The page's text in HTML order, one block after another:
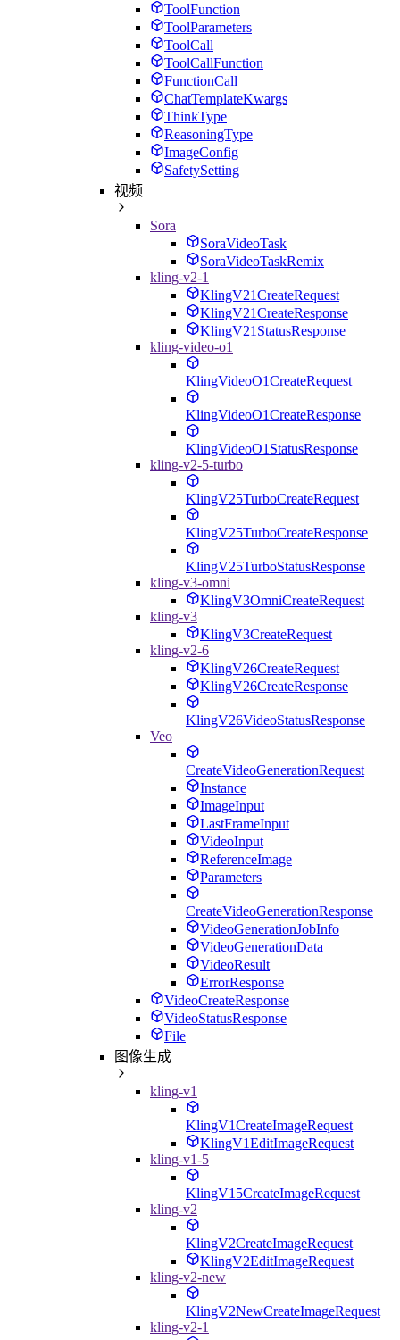
ToolFunction
ToolParameters
ToolCall
ToolCallFunction
FunctionCall
ChatTemplateKwargs
ThinkType
ReasoningType
ImageConfig
SafetySetting
视频
Sora
SoraVideoTask
SoraVideoTaskRemix
kling-v2-1
KlingV21CreateRequest
KlingV21CreateResponse
KlingV21StatusResponse
kling-video-o1
KlingVideoO1CreateRequest
KlingVideoO1CreateResponse
KlingVideoO1StatusResponse
kling-v2-5-turbo
KlingV25TurboCreateRequest
KlingV25TurboCreateResponse
KlingV25TurboStatusResponse
kling-v3-omni
KlingV3OmniCreateRequest
kling-v3
KlingV3CreateRequest
kling-v2-6
KlingV26CreateRequest
KlingV26CreateResponse
KlingV26VideoStatusResponse
Veo
CreateVideoGenerationRequest
Instance
ImageInput
LastFrameInput
VideoInput
ReferenceImage
Parameters
CreateVideoGenerationResponse
VideoGenerationJobInfo
VideoGenerationData
VideoResult
ErrorResponse
VideoCreateResponse
VideoStatusResponse
File
图像生成
kling-v1
KlingV1CreateImageRequest
KlingV1EditImageRequest
kling-v1-5
KlingV15CreateImageRequest
kling-v2
KlingV2CreateImageRequest
KlingV2EditImageRequest
kling-v2-new
KlingV2NewCreateImageRequest
kling-v2-1